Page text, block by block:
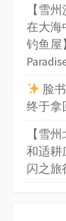
【雪
在大海
钓鱼屋
脸
终于拿
【雪
和适耕
闪之旅